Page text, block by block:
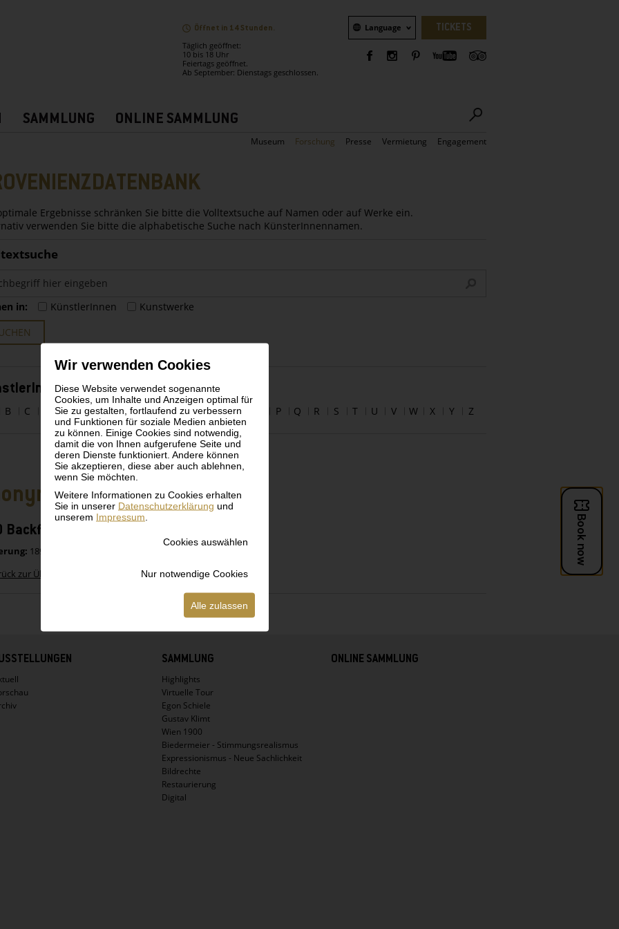
Wir verwenden Cookies
Diese Website verwendet sogenannte
Cookies, um Inhalte und Anzeigen optimal für
Sie zu gestalten, fortlaufend zu verbessern
und Funktionen für soziale Medien anbieten
zu können. Einige Cookies sind notwendig,
damit die von Ihnen aufgerufene Seite und
deren Dienste funktioniert. Andere können
Sie akzeptieren, diese aber auch ablehnen,
wenn Sie möchten.
Weitere Informationen zu Cookies erhalten
Sie in unserer Datenschutzerklärung und
unserem Impressum
Cookies auswählen
Nur notwendige Cookies
Alle zulassen
Öffnet in 14 Stunden.
Täglich geöffnet:
10 bis 18 Uhr
Feiertags geöffnet.
Ab September: Dienstags geschlossen.
Sprachauswahl
Language TICKETS
SAMMLUNG ONLINE SAMMLUNG
Museum Forschung Presse Vermietung Engagement
Ergebnisse schränken Sie bitte die Volltextsuche auf Namen oder auf Werke ein.
verwenden Sie bitte die alphabetische Suche nach KünsterInnennamen.
in: KünstlerInnen
Kunstwerke
alphabetisch
B C E F G H I J K L M N P Q R S T U V W X Y Z
Backformen aus Blech von 1890-1925
1890-1925
zur Übersicht
SAMMLUNG
Highlights
Virtuelle Tour
Egon Schiele
Gustav Klimt
Wien 1900
Biedermeier - Stimmungsrealismus
Expressionismus - Neue Sachlichkeit
Bildrechte
Restaurierung
Digital
ONLINE SAMMLUNG